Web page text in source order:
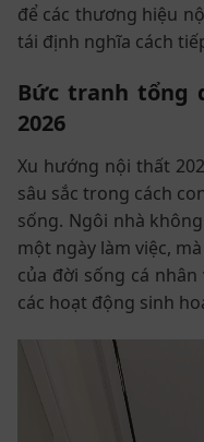
để các thương hiệu
tái định nghĩa cách
Bức tranh tổng
2026
Xu hướng nội thất
sâu sắc trong cách
sống. Ngôi nhà
một ngày làm việc,
của đời sống cá
các hoạt động sinh